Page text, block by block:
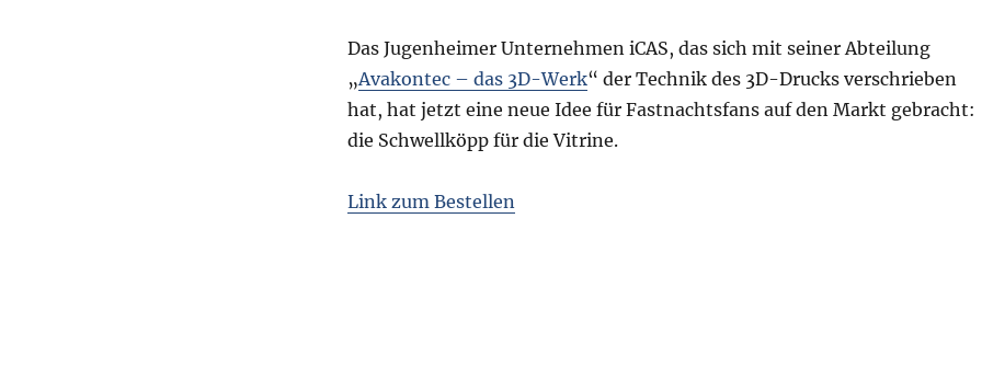
Das Jugenheimer Unternehmen iCAS, das sich mit seiner Abteilung
„Avakontec – das 3D-Werk“ der Technik des 3D-Drucks verschrieben
hat, hat jetzt eine neue Idee für Fastnachtsfans auf den Markt gebracht:
die Schwellköpp für die Vitrine.
Link zum Bestellen